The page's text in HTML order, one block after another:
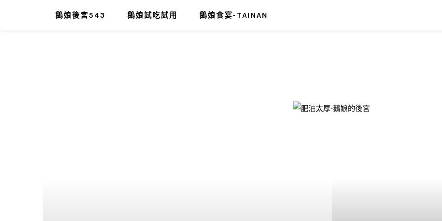
鵝娘後宮543 鵝娘試吃試用 鵝娘食宴-TAINAN
肥油太厚-鵝娘的後宮